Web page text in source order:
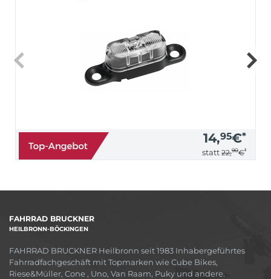
14,95€*
statt 22,90€*
FAHRRAD BRUCKNER
HEILBRONN-BÖCKINGEN
FAHRRAD BRUCKNER Heilbronn seit 1983 Inhabergeführtes
Fahrradfachgeschäft mit Topmarken wie Cube Bikes,
Riese&Müller, Cone , Uno, Van Raam, Puky und andere.